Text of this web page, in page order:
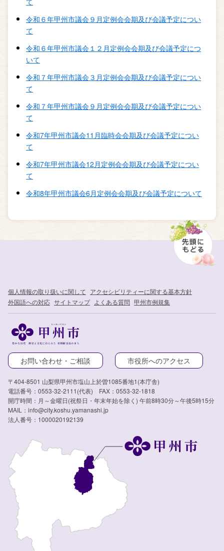
令和６年甲州市議会９月定例会会期及び会議予定につい
て
令和６年甲州市議会１２月定例会会期及び会議予定につ
いて
令和７年甲州市議会３月定例会会期及び会議予定につい
て
令和７年甲州市議会９月定例会会期及び会議予定につい
て
令和7年甲州市議会11月臨時会会期及び会議予定につい
て
令和7年甲州市議会12月定例会会期及び会議予定につい
て
令和8年甲州市議会6月定例会会期及び会議予定について
個人情報の取り扱いに関して アクセシビリティーに関する基本方針
外国語への対応 サイトマップ よくある質問 甲州市例規集
お問い合わせ・ご相談 市役所へのアクセス
〒404-8501 山梨県甲州市塩山上於曽1085番地1(本庁舎)
電話番号：0553-32-2111(代表) FAX：0553-32-1818
開庁時間：月～金曜日(祝祭日・年末年始を除く) 午前8時30分～午後5時15分
MAIL：info@city.koshu.yamanashi.jp
法人番号：1000020192139